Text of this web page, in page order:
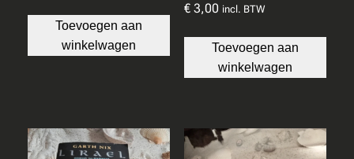
Toevoegen aan
winkelwagen
€ 3,00 incl. BTW
Toevoegen aan
winkelwagen